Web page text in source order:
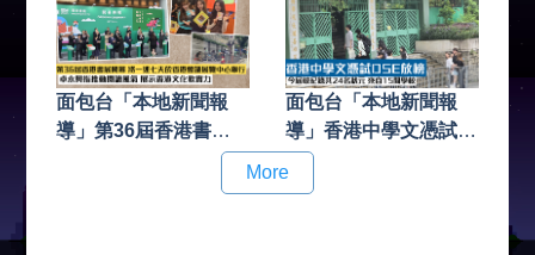
試牌照
面包台「本地新聞報
導」第36屆香港書展
開幕 將一連七天於香
港會議展覽中心舉行
面包台「本地新聞報
導」香港中學文憑試
DSE放榜 今屆破紀錄
共24名狀元 來自15間
More